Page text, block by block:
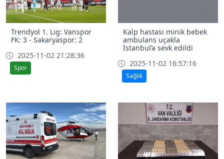
Trendyol 1. Lig: Vanspor
FK: 3 - Sakaryaspor: 2
2025-11-02 21:28:36
Spor
Kalp hastası minik bebek
ambulans uçakla
İstanbul’a sevk edildi
2025-11-02 16:57:16
Sağlık